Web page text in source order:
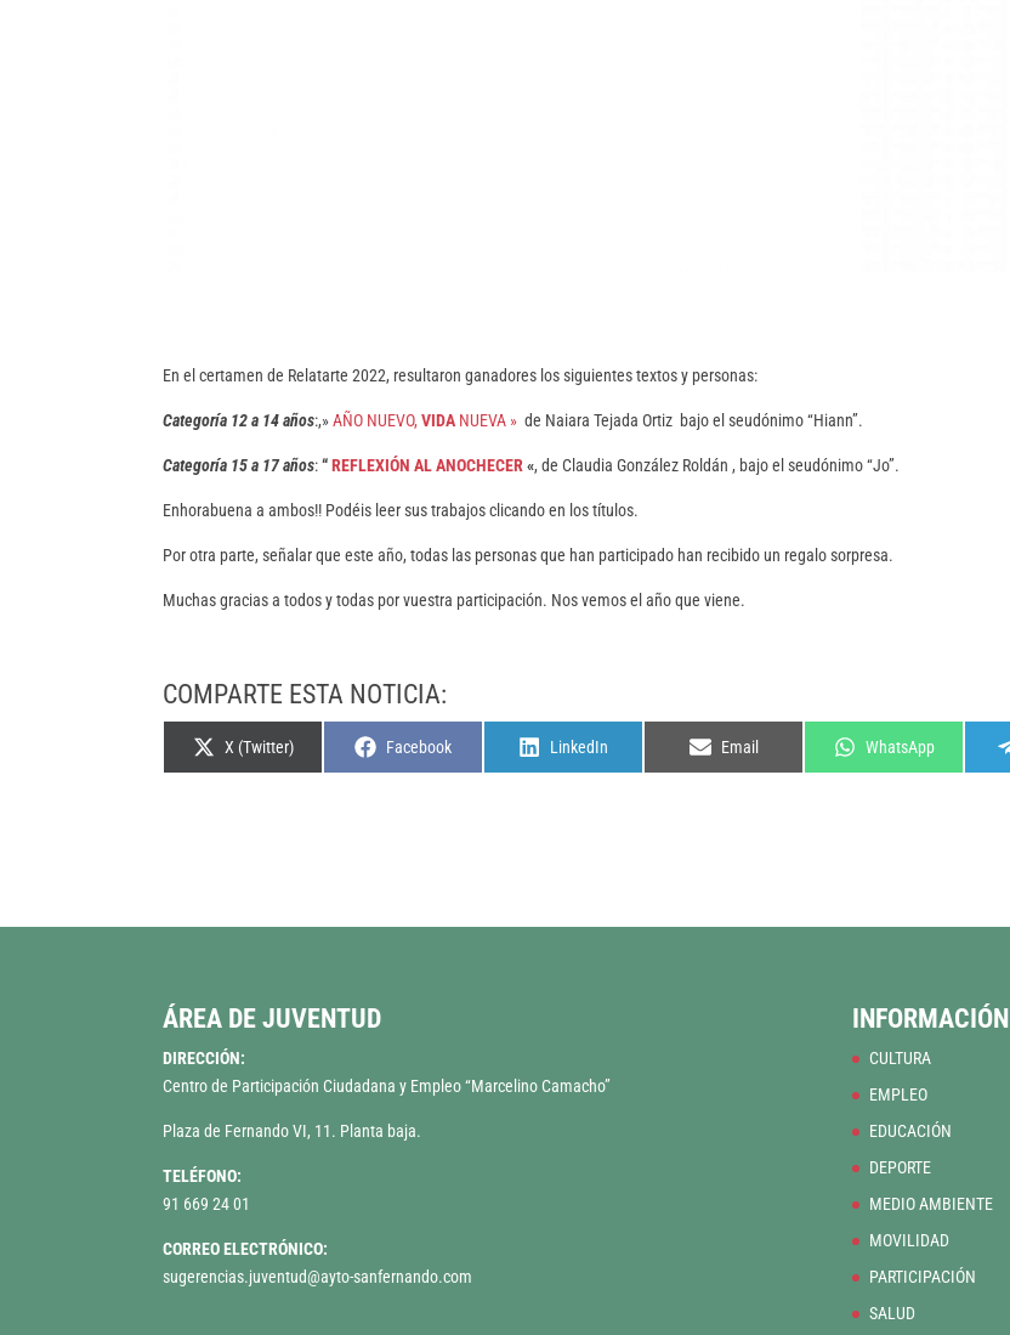
En el certamen de Relatarte 2022, resultaron ganadores los siguientes textos y personas:
Categoría 12 a 14 años:,»AÑO NUEVO,VIDA NUEVA »de Naiara Tejada Ortiz bajo el seudónimo “Hiann”.
Categoría 15 a 17 años:“REFLEXIÓN AL ANOCHECER«, deClaudia González Roldán, bajo el seudónimo “Jo”.
Enhorabuena a ambos!! Podéis leer sus trabajos clicando en los títulos.
Por otra parte, señalar que este año, todas las personas que han participado han recibido un regalo sorpresa.
Muchas gracias a todos y todas por vuestra participación. Nos vemos el año que viene.
COMPARTE ESTA NOTICIA:
Compartir
X (Twitter)
Compartir
Facebook
Compartir
LinkedIn
Compartir
Email
Compartir
WhatsApp
ÁREA DE JUVENTUD
DIRECCIÓN:
Centro de Participación Ciudadana y Empleo “Marcelino Camacho”
Plaza de Fernando VI, 11. Planta baja.
TELÉFONO:
91 669 24 01
CORREO ELECTRÓNICO:
sugerencias.juventud@ayto-sanfernando.com
INFORMACIÓN
CULTURA
EMPLEO
EDUCACIÓN
DEPORTE
MEDIO AMBIENTE
MOVILIDAD
PARTICIPACIÓN
SALUD